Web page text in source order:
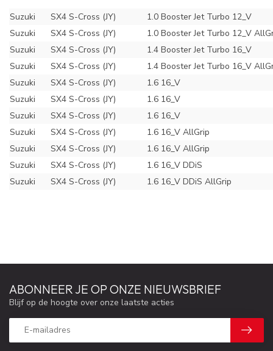
Suzuki
SX4 S-Cross (JY)
1.0 Booster Jet Turbo 12_V
Suzuki
SX4 S-Cross (JY)
1.0 Booster Jet Turbo 12_V
Suzuki
SX4 S-Cross (JY)
1.4 Booster Jet Turbo 16_V
Suzuki
SX4 S-Cross (JY)
1.4 Booster Jet Turbo 16_V
Suzuki
SX4 S-Cross (JY)
1.6 16_V
Suzuki
SX4 S-Cross (JY)
1.6 16_V
Suzuki
SX4 S-Cross (JY)
1.6 16_V
Suzuki
SX4 S-Cross (JY)
1.6 16_V AllGrip
Suzuki
SX4 S-Cross (JY)
1.6 16_V AllGrip
Suzuki
SX4 S-Cross (JY)
1.6 16_V DDiS
Suzuki
SX4 S-Cross (JY) 1.6 16_V DDiS AllGrip
ABONNEER JE OP ONZE NIEUWSBRIEF
Blijf op de hoogte over onze laatste acties